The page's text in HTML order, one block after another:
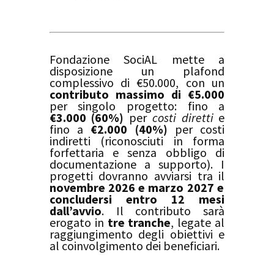
Fondazione SociAL mette a
disposizione un plafond
complessivo di €50.000, con un
contributo massimo di €5.000
per singolo progetto: fino a
€3.000 (60%) percosti direttie
fino a €2.000 (40%) per costi
indiretti (riconosciuti in forma
forfettaria e senza obbligo di
documentazione a supporto). I
progetti dovranno avviarsi tra il
novembre 2026 e marzo 2027 e
concludersi entro 12 mesi
dall’avvio. Il contributo sarà
erogato in tre tranche, legate al
raggiungimento degli obiettivi e
al coinvolgimento dei beneficiari.